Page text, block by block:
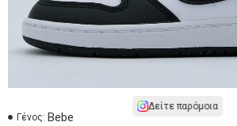
Δείτε παρόμοια
Γένος: Bebe